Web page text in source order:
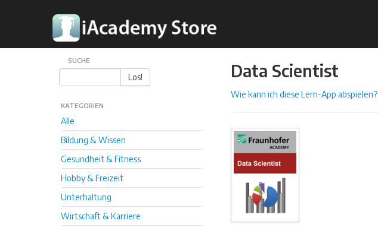
SUCHE
Los!
KATEGORIEN
Alle
Bildung & Wissen
Gesundheit & Fitness
Hobby & Freizeit
Unterhaltung
Wirtschaft & Karriere
Data Scientist
Wie kann ich diese Lern-App abspielen?